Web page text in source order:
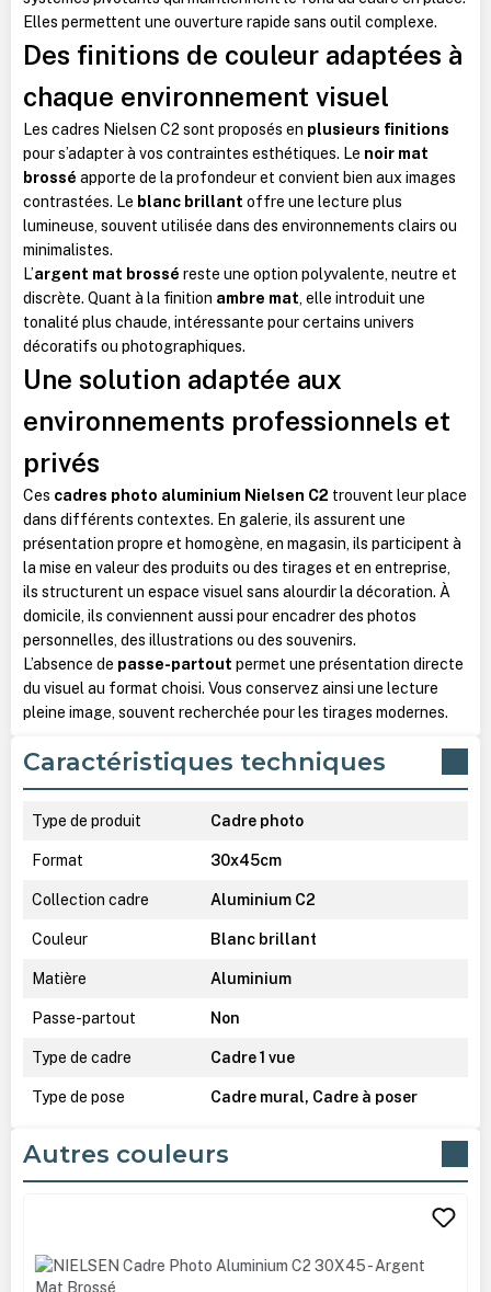
Elles permettent une ouverture rapide sans outil complexe.
Des finitions de couleur adaptées à
chaque environnement visuel
Les cadres Nielsen C2 sont proposés en plusieurs finitions
pour s’adapter à vos contraintes esthétiques. Le noir mat
brossé apporte de la profondeur et convient bien aux images
contrastées. Le blanc brillant offre une lecture plus
lumineuse, souvent utilisée dans des environnements clairs ou
minimalistes.
L’argent mat brossé reste une option polyvalente, neutre et
discrète. Quant à la finition ambre mat, elle introduit une
tonalité plus chaude, intéressante pour certains univers
décoratifs ou photographiques.
Une solution adaptée aux
environnements professionnels et
privés
Ces cadres photo aluminium Nielsen C2 trouvent leur place
dans différents contextes. En galerie, ils assurent une
présentation propre et homogène, en magasin, ils participent à
la mise en valeur des produits ou des tirages et en entreprise,
ils structurent un espace visuel sans alourdir la décoration. À
domicile, ils conviennent aussi pour encadrer des photos
personnelles, des illustrations ou des souvenirs.
L’absence de passe-partout permet une présentation directe
du visuel au format choisi. Vous conservez ainsi une lecture
pleine image, souvent recherchée pour les tirages modernes.
Caractéristiques techniques
Type de produit Cadre photo
Format 30x45cm
Collection cadre Aluminium C2
Couleur Blanc brillant
Matière Aluminium
Passe-partout Non
Type de cadre Cadre 1 vue
Type de pose Cadre mural, Cadre à poser
Autres couleurs